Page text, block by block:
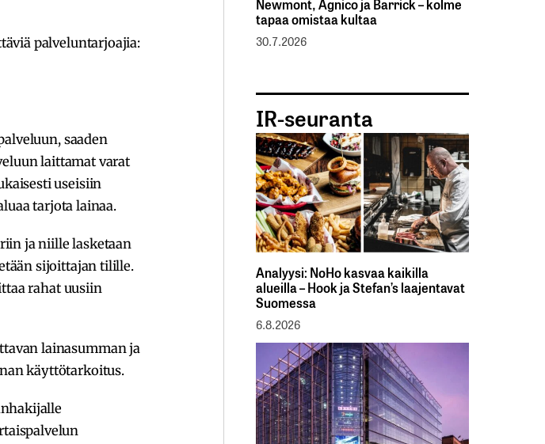
palveluntarjoajia:
saaden
laittamat varat
useisiin
tarjota lainaa.
ja niille lasketaan
sijoittajan tilille.
rahat uusiin
lainasumman ja
käyttötarkoitus.
tapaa omistaa kultaa
30.7.2026
IR-seuranta
Analyysi: NoHo kasvaa kaikilla
alueilla – Hook ja Stefan’s laajentavat
Suomessa
6.8.2026